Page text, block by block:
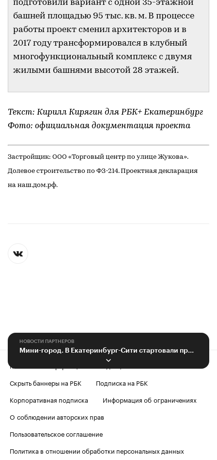
подготовили вариант с одной 35-этажной
башней площадью 95 тыс. кв. м. В процессе
работы проект сменил архитекторов и в
2017 году трансформировался в клубный
многофункциональный комплекс с двумя
жилыми башнями высотой 28 этажей.
Текст: Кирилл Кирягин для РБК+ Екатеринбург
Фото: официальная документация проекта
Застройщик: ООО «Торговый центр по улице Жукова».
Долевое строительство по ФЗ-214. Проектная декларация
на наш.дом.рф.
НОВОСТИ ПАРТНЕРОВ
Контактная информация
Редакция
Скрыть баннеры на РБК
Подписка на РБК
Корпоративная подписка
Информация об ограничениях
О соблюдении авторских прав
Пользовательское соглашение
Политика в отношении обработки персональных данных